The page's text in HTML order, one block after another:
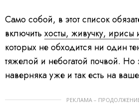
Само собой, в этот список
включить хосты, живучку, ирисы
которых не обходится ни один
тяжелой и небогатой почвой. Но
наверняка уже и так есть на
РЕКЛАМА –